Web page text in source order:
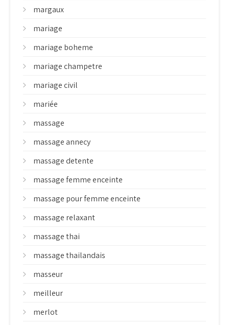
margaux
mariage
mariage boheme
mariage champetre
mariage civil
mariée
massage
massage annecy
massage detente
massage femme enceinte
massage pour femme enceinte
massage relaxant
massage thai
massage thailandais
masseur
meilleur
merlot